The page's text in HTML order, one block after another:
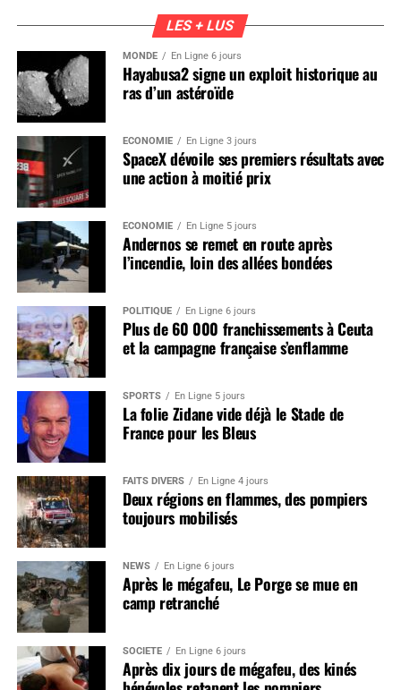
LES + LUS
MONDE En Ligne 6 jours
Hayabusa2 signe un exploit historique au
ras d’un astéroïde
ÉCONOMIE En Ligne 3 jours
SpaceX dévoile ses premiers résultats avec
une action à moitié prix
ÉCONOMIE En Ligne 5 jours
Andernos se remet en route après
l’incendie, loin des allées bondées
POLITIQUE En Ligne 6 jours
Plus de 60 000 franchissements à Ceuta
et la campagne française s’enflamme
SPORTS En Ligne 5 jours
La folie Zidane vide déjà le Stade de
France pour les Bleus
FAITS DIVERS En Ligne 4 jours
Deux régions en flammes, des pompiers
toujours mobilisés
NEWS En Ligne 6 jours
Après le mégafeu, Le Porge se mue en
camp retranché
SOCIÉTÉ En Ligne 6 jours
Après dix jours de mégafeu, des kinés